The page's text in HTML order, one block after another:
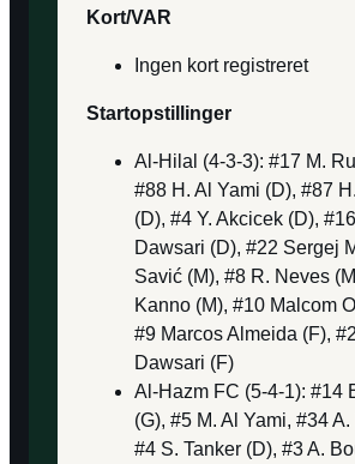
Kort/VAR
Ingen kort registreret
Startopstillinger
Al-Hilal (4-3-3): #17 M.
#88 H. Al Yami (D), #87
(D), #4 Y. Akcicek (D),
Dawsari (D), #22 Sergej
Savić (M), #8 R. Neves
Kanno (M), #10 Malcom
#9 Marcos Almeida (F),
Dawsari (F)
Al-Hazm FC (5-4-1): #14
(G), #5 M. Al Yami, #34
#4 S. Tanker (D), #3 A.